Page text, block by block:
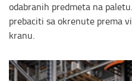
odabranih predmeta na
prebaciti sa okrenute prema
kranu.